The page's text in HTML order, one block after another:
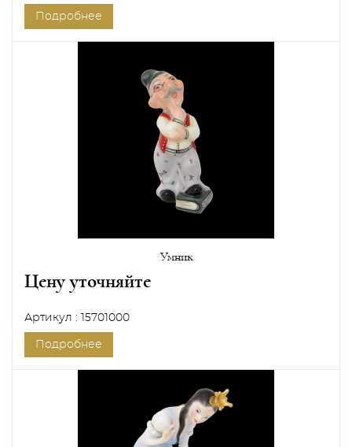
Подробнее
Умник
Цену уточняйте
Артикул : 15701000
Подробнее